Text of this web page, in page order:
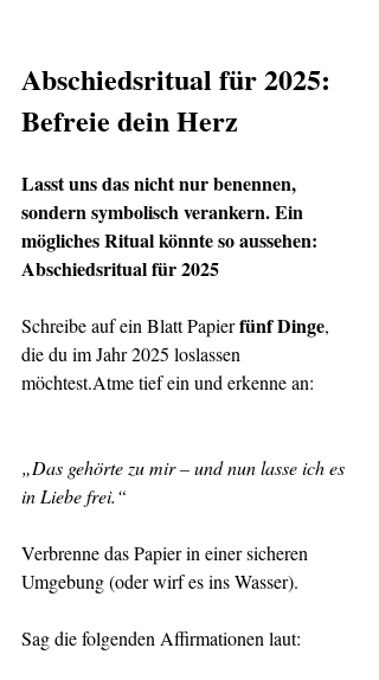
Abschiedsritual für 2025:
Befreie dein Herz
Lasst uns das nicht nur benennen,
sondern symbolisch verankern. Ein
mögliches Ritual könnte so aussehen:
Abschiedsritual für 2025
Schreibe auf ein Blatt Papier fünf Dinge,
die du im Jahr 2025 loslassen
möchtest.Atme tief ein und erkenne an:
„Das gehörte zu mir – und nun lasse ich es
in Liebe frei.“
Verbrenne das Papier in einer sicheren
Umgebung (oder wirf es ins Wasser).
Sag die folgenden Affirmationen laut: